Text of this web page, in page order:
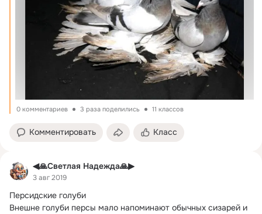
0 комментариев 3 раза поделились 11 классов
Комментировать Класс
◀🙏Светлая Надежда🙏▶
3 авг 2019
Персидские голуби
Внешне голуби персы мало напоминают обычных сизарей и